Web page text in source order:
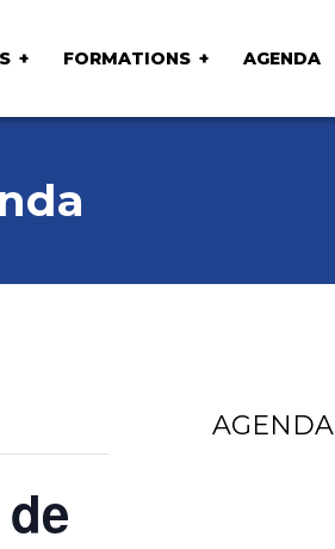
FORMATIONS AGENDA
AGENDA